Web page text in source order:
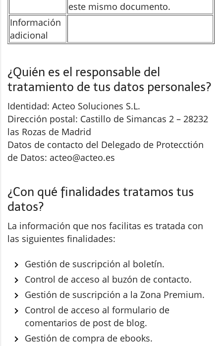
este mismo documento.
Información
adicional
¿Quién es el responsable del
tratamiento de tus datos personales?
Identidad: Acteo Soluciones S.L.
Dirección postal: Castillo de Simancas 2 – 28232
las Rozas de Madrid
Datos de contacto del Delegado de Protecctión
de Datos: acteo@acteo.es
¿Con qué finalidades tratamos tus
datos?
La información que nos facilitas es tratada con
las siguientes finalidades:
Gestión de suscripción al boletín.
Control de acceso al buzón de contacto.
Gestión de suscripción a la Zona Premium.
Control de acceso al formulario de
comentarios de post de blog.
Gestión de compra de ebooks.